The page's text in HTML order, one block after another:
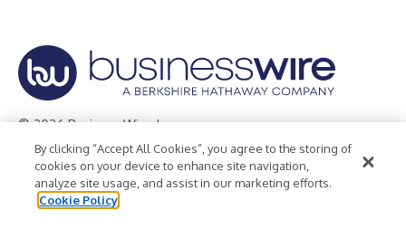
© 2026 Business Wire, Inc.
Privacy Policy Cookie Policy
Accessibility Statement
Terms of Use
Legal
By clicking “Accept All Cookies”, you agree to the storing of
cookies on your device to enhance site navigation,
analyze site usage, and assist in our marketing efforts.
Cookie Policy